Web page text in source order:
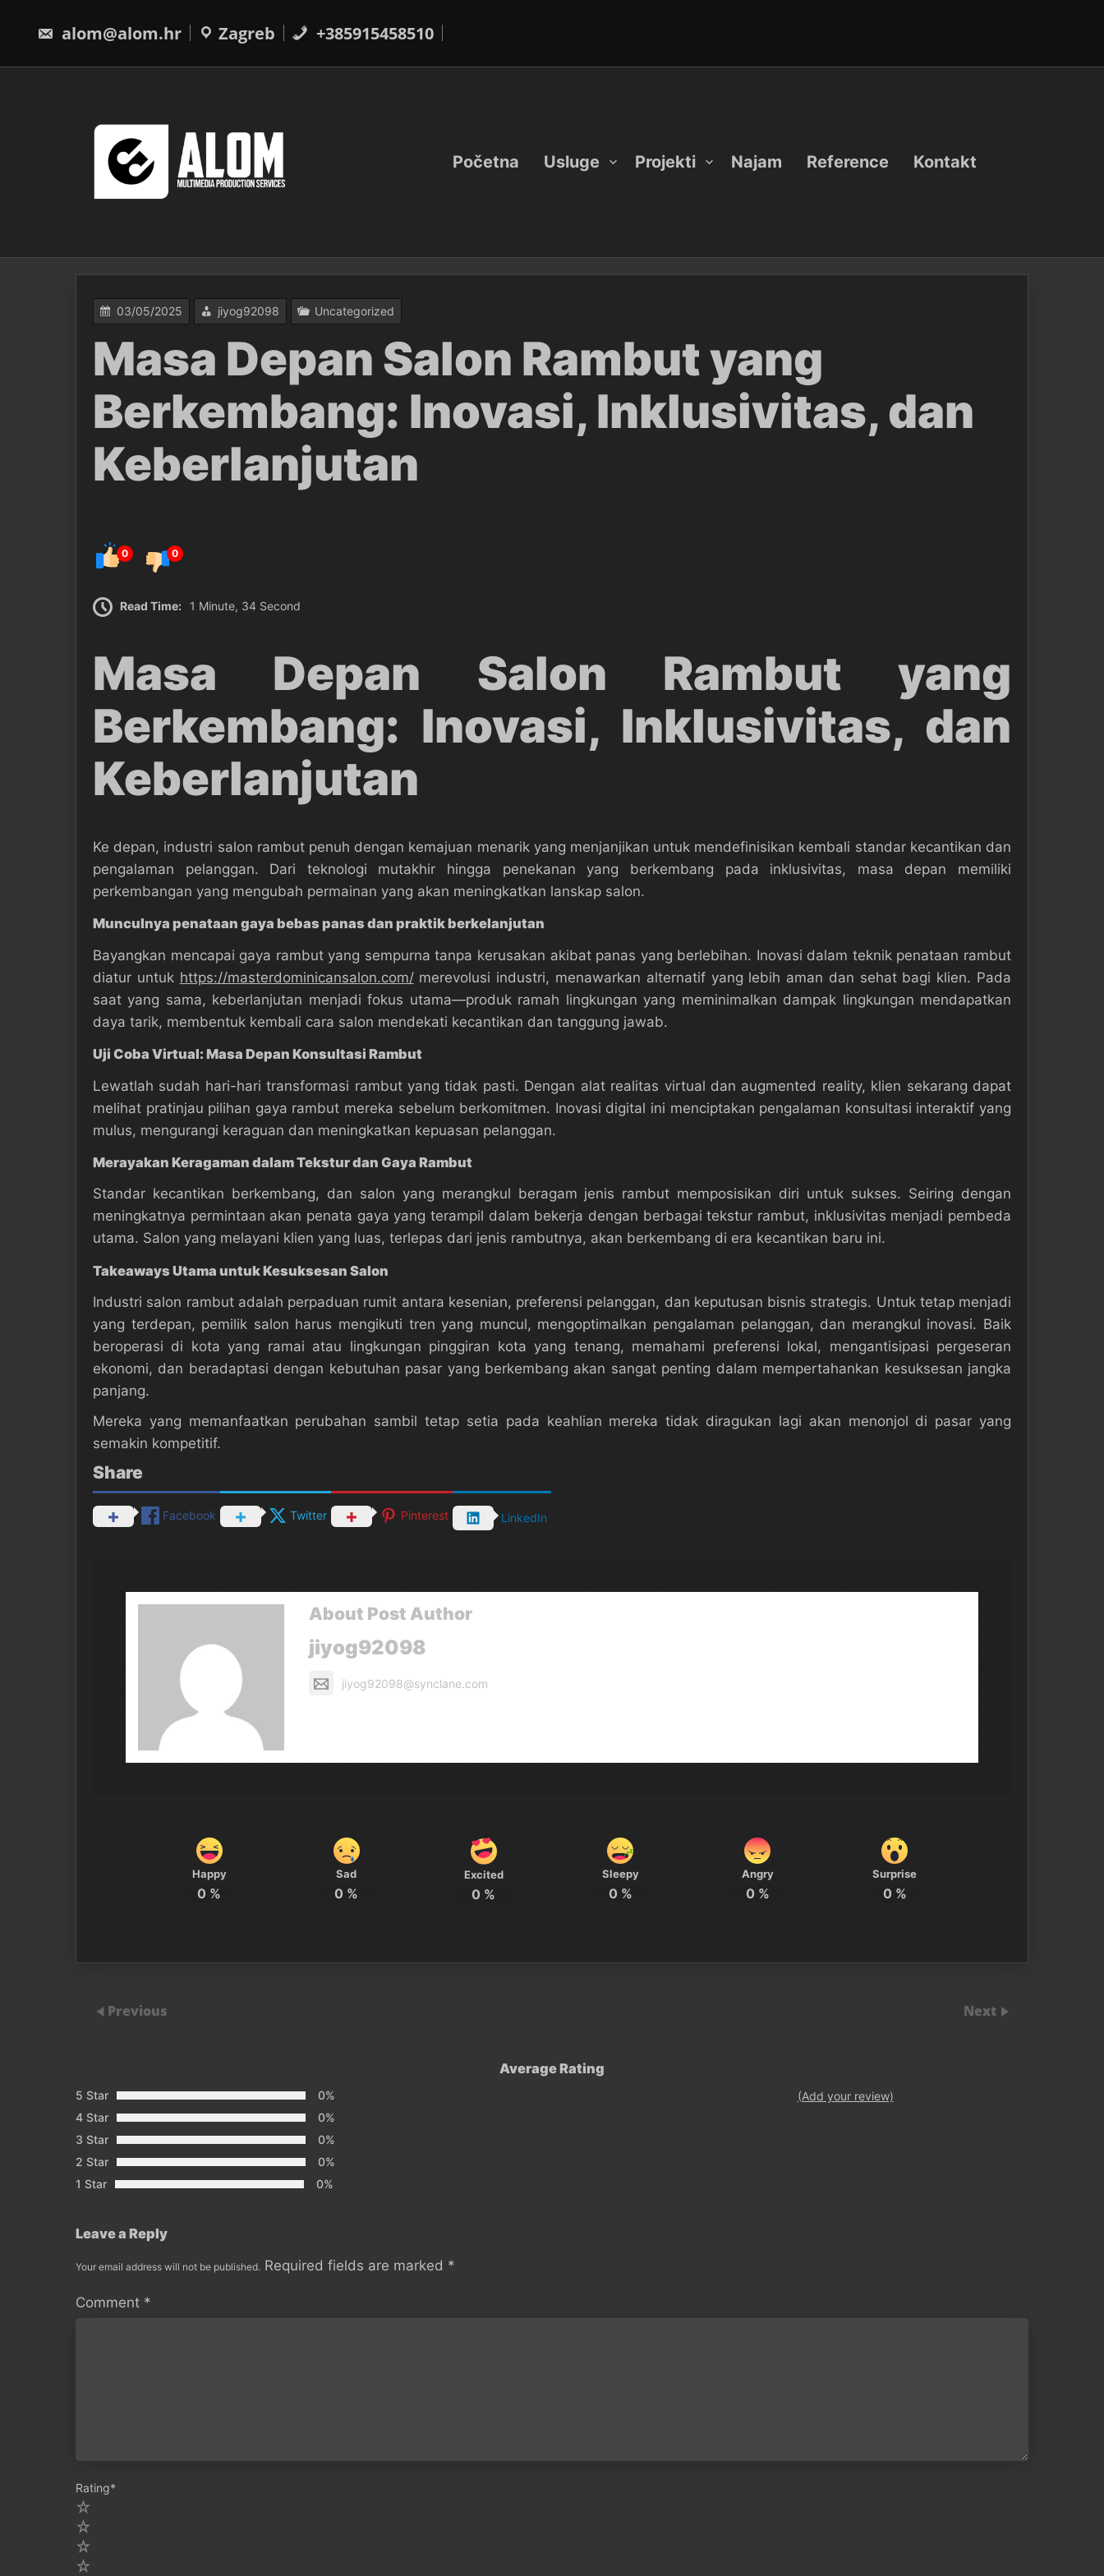
content
alom@alom.hr Zagreb +385915458510
Početna Usluge Projekti Najam Reference Kontakt
03/05/2025 jiyog92098 Uncategorized
Masa Depan Salon Rambut yang
Berkembang: Inovasi, Inklusivitas, dan
Keberlanjutan
0 0
Read Time: 1 Minute, 34 Second
Masa Depan Salon Rambut yang
Berkembang: Inovasi, Inklusivitas, dan
Keberlanjutan
Ke depan, industri salon rambut penuh dengan kemajuan menarik yang menjanjikan untuk mendefinisikan kembali standar kecantikan dan
pengalaman pelanggan. Dari teknologi mutakhir hingga penekanan yang berkembang pada inklusivitas, masa depan memiliki
perkembangan yang mengubah permainan yang akan meningkatkan lanskap salon.
Munculnya penataan gaya bebas panas dan praktik berkelanjutan
Bayangkan mencapai gaya rambut yang sempurna tanpa kerusakan akibat panas yang berlebihan. Inovasi dalam teknik penataan rambut
diatur untuk https://masterdominicansalon.com/merevolusi industri, menawarkan alternatif yang lebih aman dan sehat bagi klien. Pada
saat yang sama, keberlanjutan menjadi fokus utama—produk ramah lingkungan yang meminimalkan dampak lingkungan mendapatkan
daya tarik, membentuk kembali cara salon mendekati kecantikan dan tanggung jawab.
Uji Coba Virtual: Masa Depan Konsultasi Rambut
Lewatlah sudah hari-hari transformasi rambut yang tidak pasti. Dengan alat realitas virtual dan augmented reality, klien sekarang dapat
melihat pratinjau pilihan gaya rambut mereka sebelum berkomitmen. Inovasi digital ini menciptakan pengalaman konsultasi interaktif yang
mulus, mengurangi keraguan dan meningkatkan kepuasan pelanggan.
Merayakan Keragaman dalam Tekstur dan Gaya Rambut
Standar kecantikan berkembang, dan salon yang merangkul beragam jenis rambut memposisikan diri untuk sukses. Seiring dengan
meningkatnya permintaan akan penata gaya yang terampil dalam bekerja dengan berbagai tekstur rambut, inklusivitas menjadi pembeda
utama. Salon yang melayani klien yang luas, terlepas dari jenis rambutnya, akan berkembang di era kecantikan baru ini.
Takeaways Utama untuk Kesuksesan Salon
Industri salon rambut adalah perpaduan rumit antara kesenian, preferensi pelanggan, dan keputusan bisnis strategis. Untuk tetap menjadi
yang terdepan, pemilik salon harus mengikuti tren yang muncul, mengoptimalkan pengalaman pelanggan, dan merangkul inovasi. Baik
beroperasi di kota yang ramai atau lingkungan pinggiran kota yang tenang, memahami preferensi lokal, mengantisipasi pergeseran
ekonomi, dan beradaptasi dengan kebutuhan pasar yang berkembang akan sangat penting dalam mempertahankan kesuksesan jangka
panjang.
Mereka yang memanfaatkan perubahan sambil tetap setia pada keahlian mereka tidak diragukan lagi akan menonjol di pasar yang
semakin kompetitif.
Share
Facebook Twitter Pinterest LinkedIn
About Post Author
jiyog92098
jiyog92098@synclane.com
Happy
0 %
Sad
0 %
Excited
0 %
Sleepy
0 %
Angry
0 %
Surprise
0 %
Previous Next
Average Rating
5 Star
0%
4 Star
0%
3 Star
0%
2 Star
0%
1 Star
0%
(Add your review)
Leave a Reply
Your email address will not be published. Required fields are marked *
Comment *
Rating*